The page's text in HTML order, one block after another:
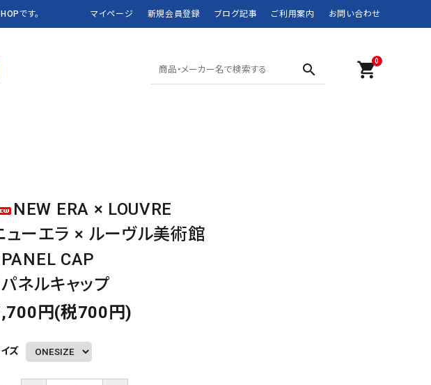
です。 マイページ 新規会員登録 ブログ記事 ご利用案内 お問い合わせ
マウンテンウェア
全商品
JANSPORT
NEW BALANCE
Spooner
BRANDS
search
0
shopping_cart
NEW ERA × LOUVRE
ューエラ × ルーヴル美術館
CAP
ネルキャップ
円(税700円)
ズ